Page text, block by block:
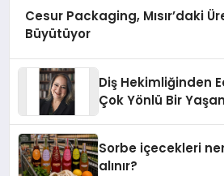
Cesur Packaging, Mısır’daki
Büyütüyor
Diş Hekimliğinden
Çok Yönlü Bir
Sorbe içecekleri
alınır?